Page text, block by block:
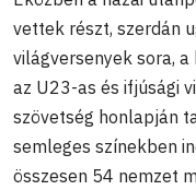
vettek részt, szerdán
világversenyek sora,
az U23-as és ifjúsági
szövetség honlapján
semleges színekben
összesen 54 nemzet